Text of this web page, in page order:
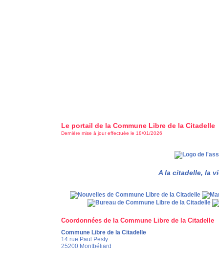
Le portail de la Commune Libre de la Citadelle
Dernière mise à jour effectuée le 18/01/2026
A la citadelle, la
Coordonnées de la Commune Libre de la Citadelle
Commune Libre de la Citadelle
14 rue Paul Pesty
25200 Montbéliard